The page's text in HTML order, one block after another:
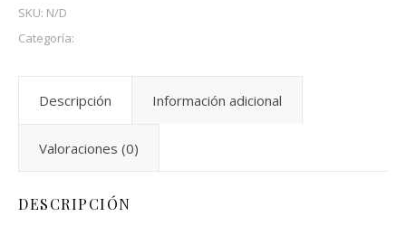
SKU: N/D
Categoría:
Descripción Información adicional
Valoraciones (0)
DESCRIPCIÓN